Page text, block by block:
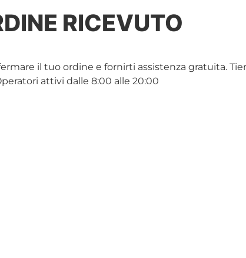
RICEVUTO
il tuo ordine e fornirti assistenza gratuita.
attivi dalle 8:00 alle 20:00